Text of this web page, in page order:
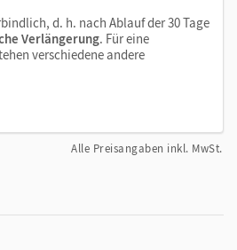
d. h. nach Ablauf der 30 Tage
Verlängerung. Für eine
verschiedene andere
Alle Preisangaben inkl. MwSt.